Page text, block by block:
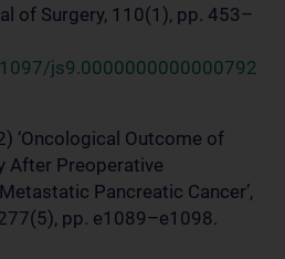
of Surgery, 110(1), pp. 453–
js9.0000000000000792
‘Oncological Outcome of
After Preoperative
Pancreatic Cancer’,
pp. e1089–e1098.